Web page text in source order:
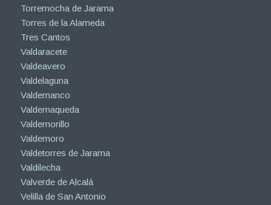
Torremocha de Jarama
Torres de la Alameda
Tres Cantos
Valdaracete
Valdeavero
Valdelaguna
Valdemanco
Valdemaqueda
Valdemorillo
Valdemoro
Valdetorres de Jarama
Valdilecha
Valverde de Alcalá
Velilla de San Antonio